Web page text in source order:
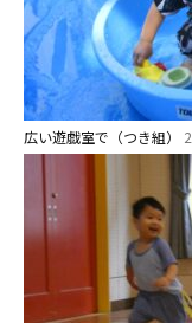
広い遊戯室で（つき組）